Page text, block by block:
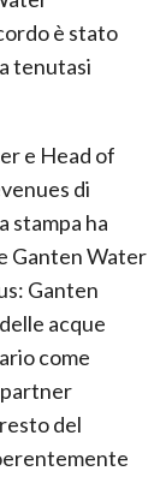
è stato
tenutasi
e Head of
di
stampa ha
Ganten Water
Ganten
acque
come
partner
del